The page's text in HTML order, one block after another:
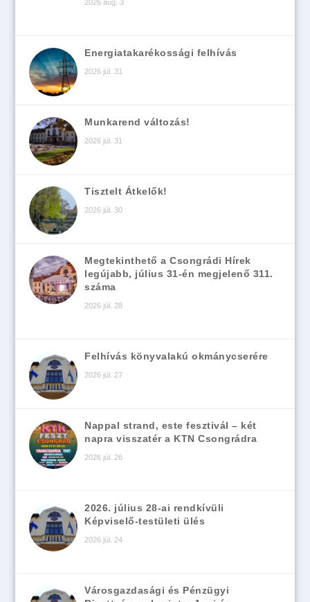
2026 aug. 3
Energiatakarékossági felhívás
2026 júl. 31
Munkarend változás!
2026 júl. 31
Tisztelt Átkelők!
2026 júl. 30
Megtekinthető a Csongrádi Hírek
legújabb, július 31-én megjelenő 311.
száma
2026 júl. 28
Felhívás könyvalakú okmánycserére
2026 júl. 27
Nappal strand, este fesztivál – két
napra visszatér a KTN Csongrádra
2026 júl. 26
2026. július 28-ai rendkívüli
Képviselő-testületi ülés
2026 júl. 24
Városgazdasági és Pénzügyi